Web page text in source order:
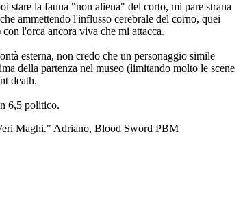
stare la fauna "non aliena" del corto, mi pare strana
ammettendo l'influsso cerebrale del corno, quei
l'orca ancora viva che mi attacca.
esterna, non credo che un personaggio simile
della partenza nel museo (limitando molto le scene
death.
6,5 politico.
Maghi." Adriano, Blood Sword PBM